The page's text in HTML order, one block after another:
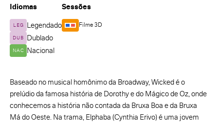
Idiomas
LEG Legendado
DUB Dublado
NAC Nacional
Sessões
Filme 3D
Baseado no musical homônimo da Broadway, Wicked é o
prelúdio da famosa história de Dorothy e do Mágico de Oz, onde
conhecemos a história não contada da Bruxa Boa e da Bruxa
Má do Oeste. Na trama, Elphaba (Cynthia Erivo) é uma jovem